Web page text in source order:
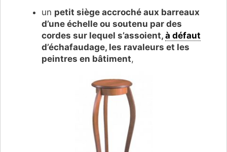
un petit siège accroché aux barreaux
d’une échelle ou soutenu par des
cordes sur lequel s’assoient, à défaut
d’échafaudage, les ravaleurs et les
peintres en bâtiment,